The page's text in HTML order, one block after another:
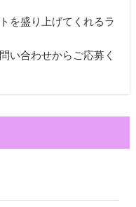
を盛り上げてくれるラ
い合わせからご応募く